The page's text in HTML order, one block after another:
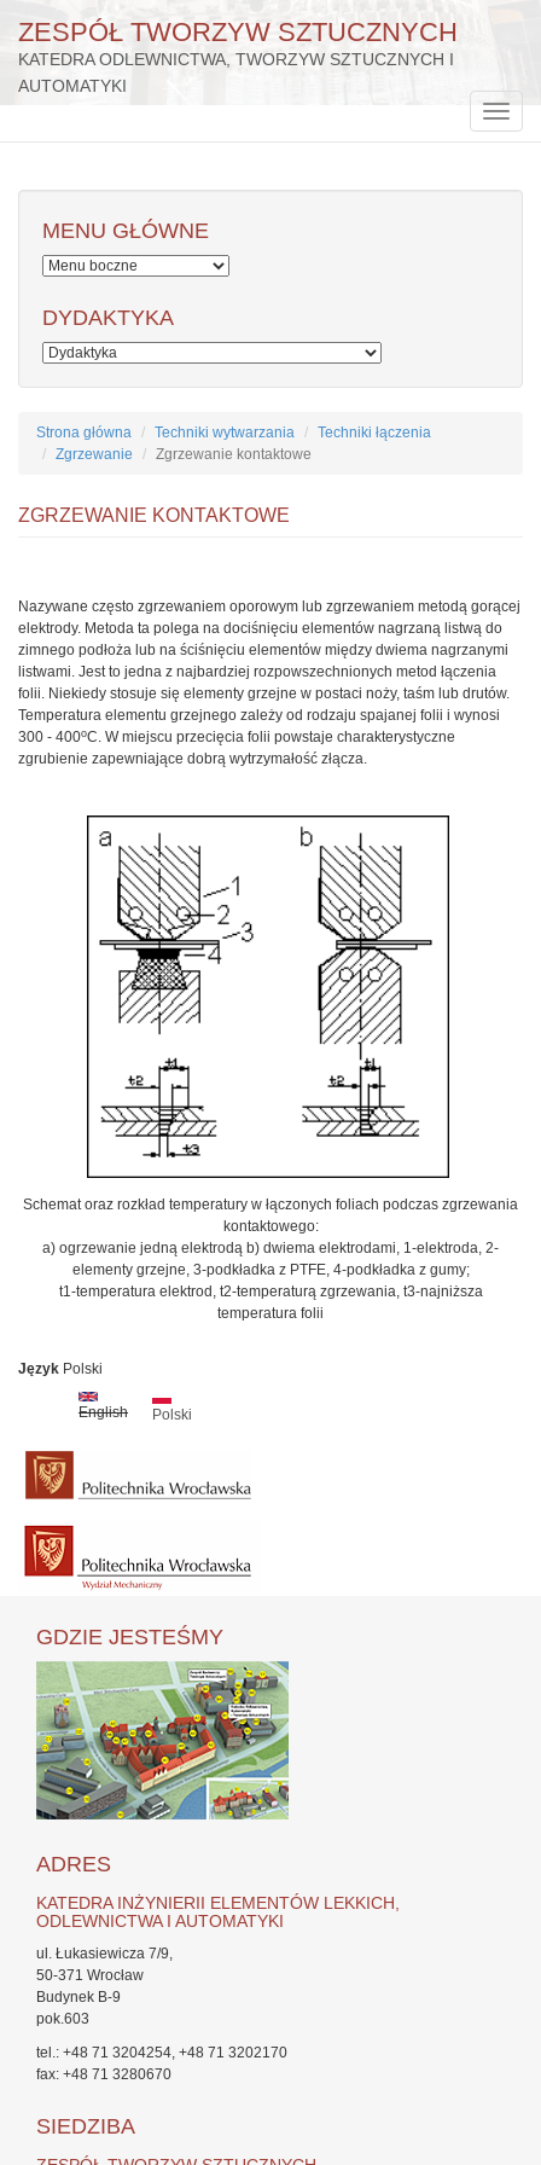
Przejdź
ZESPÓŁ TWORZYW SZTUCZNYCH
KATEDRA ODLEWNICTWA, TWORZYW SZTUCZNYCH I
AUTOMATYKI
Toggle
MENU GŁÓWNE
DYDAKTYKA
Strona główna Techniki wytwarzania
Techniki łączenia
Zgrzewanie
Zgrzewanie kontaktowe
ZGRZEWANIE KONTAKTOWE
Nazywane często zgrzewaniem oporowym lub zgrzewaniem metodą gorącej
elektrody. Metoda ta polega na dociśnięciu elementów nagrzaną listwą do
zimnego podłoża lub na ściśnięciu elementów między dwiema nagrzanymi
listwami. Jest to jedna z najbardziej rozpowszechnionych metod łączenia
folii. Niekiedy stosuje się elementy grzejne w postaci noży, taśm lub drutów.
Temperatura elementu grzejnego zależy od rodzaju spajanej folii i wynosi
300 - 400oC. W miejscu przecięcia folii powstaje charakterystyczne
zgrubienie zapewniające dobrą wytrzymałość złącza.
Schemat oraz rozkład temperatury w łączonych foliach podczas zgrzewania
kontaktowego:
a) ogrzewanie jedną elektrodą b) dwiema elektrodami, 1-elektroda, 2-
elementy grzejne, 3-podkładka z PTFE, 4-podkładka z gumy;
t1-temperatura elektrod, t2-temperaturą zgrzewania, t3-najniższa
temperatura folii
Język Polski
English Polski
GDZIE JESTEŚMY
ADRES
KATEDRA INŻYNIERII ELEMENTÓW LEKKICH,
ODLEWNICTWA I AUTOMATYKI
ul. Łukasiewicza 7/9,
50-371 Wrocław
Budynek B-9
pok.603
tel.: +48 71 3204254, +48 71 3202170
fax: +48 71 3280670
SIEDZIBA